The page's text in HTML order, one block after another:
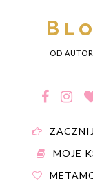
OD
MOJE